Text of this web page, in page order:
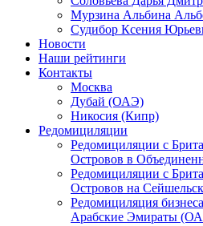
Мурзина Альбина
Судибор Ксения
Новости
Наши рейтинги
Контакты
Москва
Дубай (ОАЭ)
Никосия (Кипр)
Редомициляции
Редомициляции с
Островов в
Редомициляции с
Островов на
Редомициляция
Арабские Эмираты